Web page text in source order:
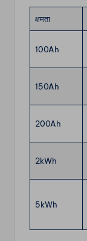
क्षमता
100Ah
150Ah
200Ah
2kWh
5kWh